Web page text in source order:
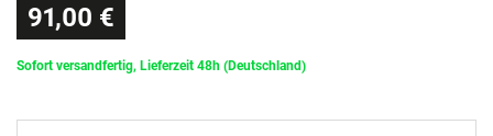
91,00 €
Sofort versandfertig, Lieferzeit 48h (Deutschland)